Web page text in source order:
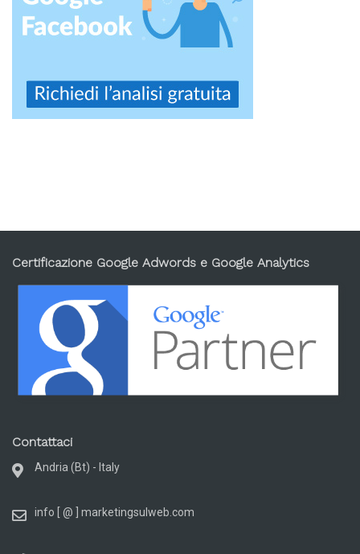
Certificazione Google Adwords e Google Analytics
Contattaci
Andria (Bt) - Italy
info [ @ ] marketingsulweb.com